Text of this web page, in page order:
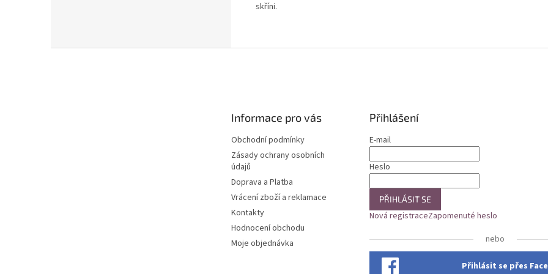
skříni.
Informace pro vás
Obchodní podmínky
Zásady ochrany osobních
údajů
Doprava a Platba
Vrácení zboží a reklamace
Kontakty
Hodnocení obchodu
Moje objednávka
Přihlášení
E-mail
Heslo
PŘIHLÁSIT SE
Nová registraceZapomenuté heslo
nebo
Přihlásit se přes